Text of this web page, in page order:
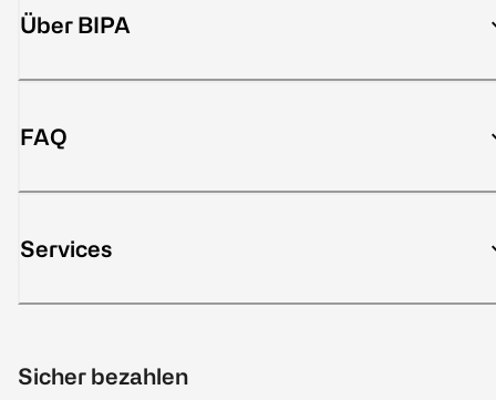
Über BIPA
FAQ
Services
Sicher bezahlen